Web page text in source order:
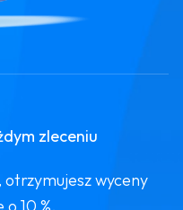
zleceniu
otrzymujesz wyceny